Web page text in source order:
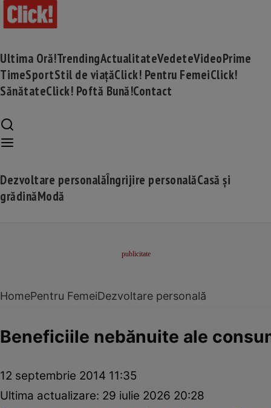
Ultima Oră!TrendingActualitateVedeteVideoPrime
TimeSportStil de viațăClick! Pentru FemeiClick!
SănătateClick! Poftă Bună!Contact
Dezvoltare personalăÎngrijire personalăCasă și
grădinăModă
HomePentru FemeiDezvoltare personală
Beneficiile nebănuite ale
12 septembrie 2014 11:35
Ultima actualizare: 29 iulie 2026 20:28